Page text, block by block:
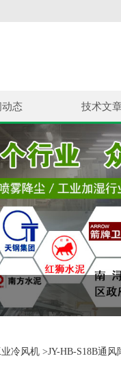
态 技术文
冷风机 >JY-HB-S18B通